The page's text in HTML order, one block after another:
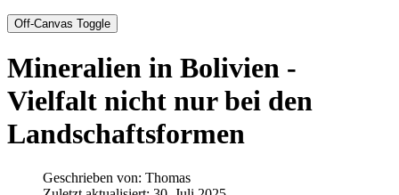
Off-Canvas Toggle
Mineralien in Bolivien -
Vielfalt nicht nur bei den
Landschaftsformen
Geschrieben von: Thomas